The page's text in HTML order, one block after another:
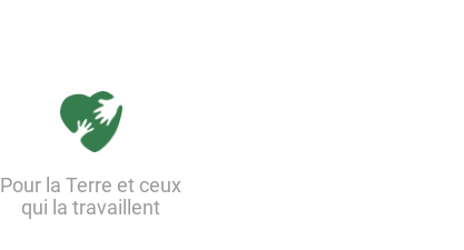
Pour la Terre et ceux
qui la travaillent